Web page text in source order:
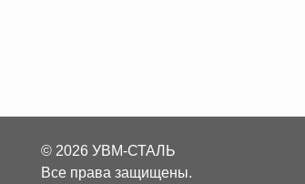
© 2026 УВМ-СТАЛЬ
Все права защищены.